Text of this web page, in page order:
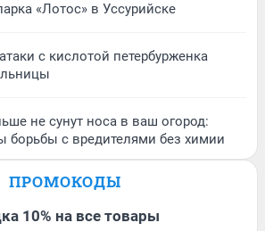
«Лотос» в Уссурийске
с кислотой петербурженка
не сунут носа в ваш огород:
борьбы с вредителями без химии
ПРОМОКОДЫ
10% на все товары